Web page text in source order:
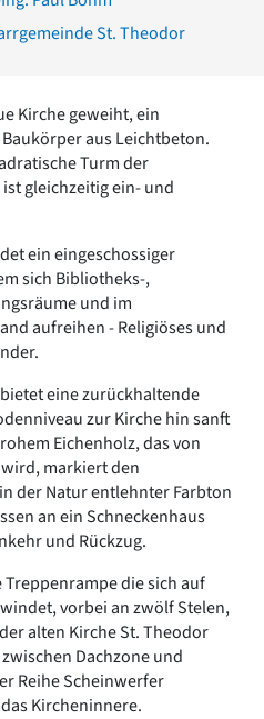
St. Theodor
Kirche geweiht, ein
aus Leichtbeton.
Turm der
gleichzeitig ein- und
ein eingeschossiger
sich Bibliotheks-,
und im
aufreihen - Religiöses und
eine zurückhaltende
zur Kirche hin sanft
Eichenholz, das von
markiert den
der Natur entlehnter Farbton
an ein Schneckenhaus
und Rückzug.
die sich auf
vorbei an zwölf Stelen,
alten Kirche St. Theodor
Dachzone und
Reihe Scheinwerfer
Kircheninnere.